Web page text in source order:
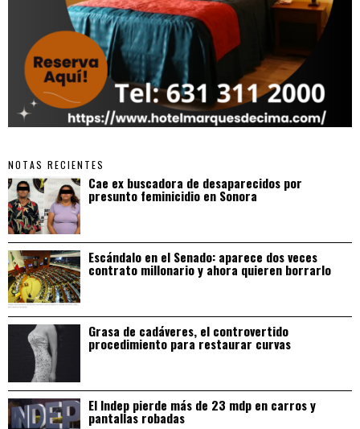
NOTAS RECIENTES
Cae ex buscadora de desaparecidos por
presunto feminicidio en Sonora
Escándalo en el Senado: aparece dos veces
contrato millonario y ahora quieren borrarlo
Grasa de cadáveres, el controvertido
procedimiento para restaurar curvas
El Indep pierde más de 23 mdp en carros y
pantallas robadas